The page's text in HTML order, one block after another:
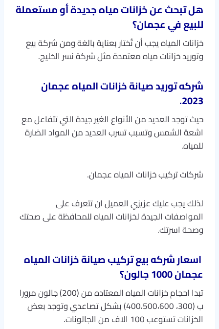
هل تبحث عن خزانات مياه جديدة أو مستعملة
للبيع في عجمان؟
خزانات المياه يجب أن تُختار بعناية بالغة ومن شركة بيع
وتوريد خزانات مياه معتمدة مثل شركة نسر الخليج.
شركه توريد صيانة خزانات المياه عجمان
2023.
حيث توجد العديد من الأنواع الغير جيدة التي تتفاعل مع
اشعة الشمس وتسبب تسرب العديد من المواد الضارة
للمياه.
شركات تركيب خزانات المياه عجمان.
لذلك يجب عليك عزيزي العميل ان تتعرف على
المواصفات الجيدة لخزانات المياه للمحافظة على صحتك
وصحة اسرتك.
اسعار شركه بيع تركيب صيانة خزانات المياه
عجمان 1000 جالون
؟
تبدا احجام خزانات المياه المعتاده من (200) جالون مرورا
ب (300، 400،500،600) بشكل تصاعدي وتوجد بعض
الخزانات تستوعب 100 الاف من الجالونات.